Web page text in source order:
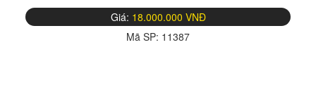
Giá: 18.000.000 VNĐ
Mã SP: 11387